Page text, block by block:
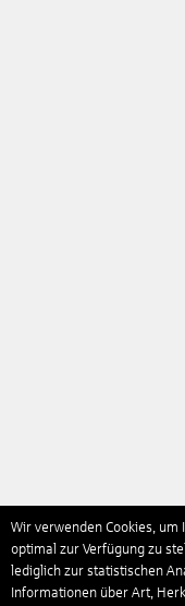
Wir verwenden Cookies,
optimal zur Verfügung zu
lediglich zur statistischen
Informationen über Art,